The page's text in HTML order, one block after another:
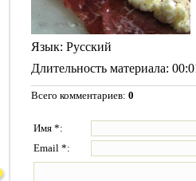
Язык: Русский
Длительность материала:
Всего комментариев: 0
Имя *:
Email *: